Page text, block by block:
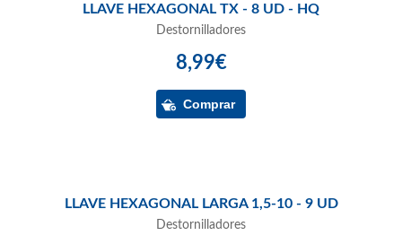
LLAVE HEXAGONAL TX - 8 UD - HQ
Destornilladores
8,99€
LLAVE HEXAGONAL LARGA 1,5-10 - 9 UD
Destornilladores